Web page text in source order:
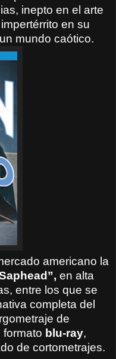
inepto en el arte
en su
mundo caótico.
americano la
en alta
entre los que se
completa del
de
formato blu-ray,
de cortometrajes.